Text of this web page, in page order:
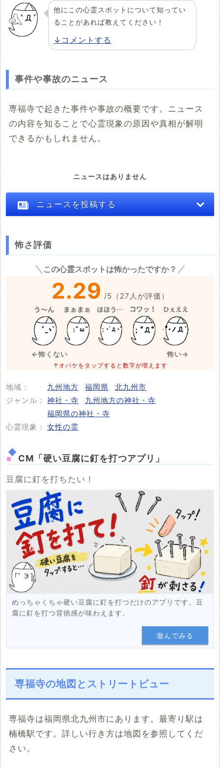
他にこの心霊スポットについて知ってい
ることがあれば教えてください！
↓コメントする
事件や事故のニュース
専福寺で起きた事件や事故の概要です。ニュース
の内容を知ることで心霊現象の原因や真相が解明
できるかもしれません。
ニュースはありません
ニュースを投稿する
※心霊体験談や怖い話はコメント欄での投稿をお願いします。
※事件・事故が起きた日付
投稿する
怖さ評価
この心霊スポットは怖かったですか？
2.29 /5 （ 27 人が評価）
←怖くない 怖い→
↑オバケをタップすると数字が増えます
地域： 九州地方 福岡県
北九州市
ジャンル： 神社・寺
九州地方の神社・寺
福岡県の神社・寺
心霊現象： 女性の霊
CM「硬い豆腐に釘を打つアプリ」
豆腐に釘を打ちたい！
めっちゃくちゃ硬い豆腐に釘を打つだけのアプリです。豆
腐に釘を打つ背徳感が味わえます。
遊んでみる
専福寺の地図とストリートビュー
専福寺は福岡県北九州市にあります。最寄り駅は
楠橋駅です。詳しい行き方は地図を参照してくだ
さい。